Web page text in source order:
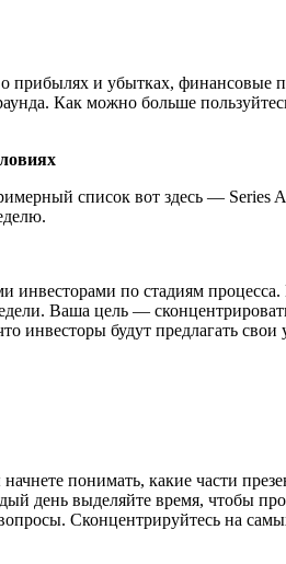
прибылях и убытках, финансовые
Как можно больше
список вот здесь —
инвесторами по стадиям
Ваша цель — сконцентрировать
инвесторы будут предлагать
понимать, какие части
день выделяйте время, чтобы
Сконцентрируйтесь на